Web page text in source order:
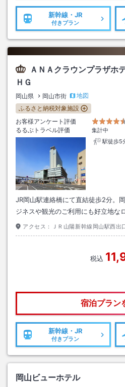
新幹線・JR
付きプラン
ＡＮＡクラウンプラザ
ＨＧ
岡山県 岡山市街
地図
ふるさと納税対象施設
お客様アンケート評価
るるぶトラベル評価
集計中
駅徒歩5
JR岡山駅連絡橋にて直結徒歩2分。
ジネスや観光のご利用にも好立地な
アクセス： ＪＲ山陽新幹線岡山駅西
税込
宿泊プラン
新幹線・JR
付きプラン
岡山ビューホテル